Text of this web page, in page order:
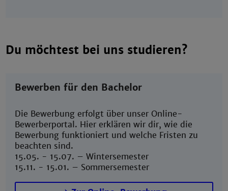
Du möchtest bei uns studieren?
Bewerben für den Bachelor
Die Bewerbung erfolgt über unser Online-
Bewerberportal. Hier erklären wir dir, wie die
Bewerbung funktioniert und welche Fristen zu
beachten sind.
15.05. - 15.07. – Wintersemester
15.11. - 15.01. – Sommersemester